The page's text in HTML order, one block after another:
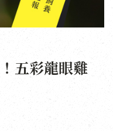
五彩龍眼雞